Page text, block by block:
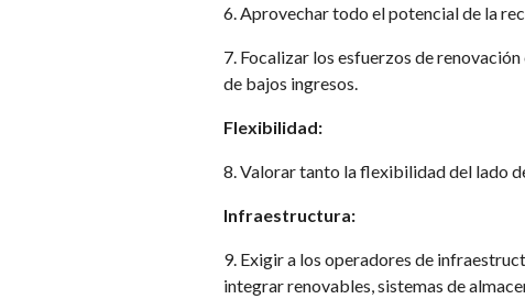
6. Aprovechar todo el potencial de la
7. Focalizar los esfuerzos de
de bajos ingresos.
Flexibilidad:
8. Valorar tanto la flexibilidad del lado
Infraestructura:
9. Exigir a los operadores de
integrar renovables, sistemas de